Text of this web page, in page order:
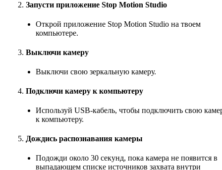
Запусти приложение Stop Motion Studio
Открой приложение Stop Motion Studio на твоем
компьютере.
Выключи камеру
Выключи свою зеркальную камеру.
Подключи камеру к компьютеру
Используй USB-кабель, чтобы подключить свою
к компьютеру.
Дождись распознавания камеры
Подожди около 30 секунд, пока камера не появится в
выпадающем списке источников захвата внутри